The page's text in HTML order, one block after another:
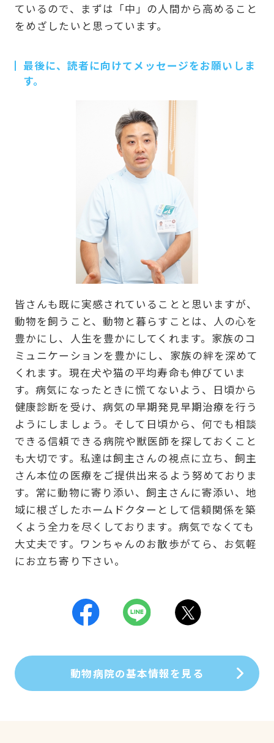
ているので、まずは「中」の人間から高めること
をめざしたいと思っています。
最後に、読者に向けてメッセージをお願いしま
す。
皆さんも既に実感されていることと思いますが、
動物を飼うこと、動物と暮らすことは、人の心を
豊かにし、人生を豊かにしてくれます。家族のコ
ミュニケーションを豊かにし、家族の絆を深めて
くれます。現在犬や猫の平均寿命も伸びていま
す。病気になったときに慌てないよう、日頃から
健康診断を受け、病気の早期発見早期治療を行う
ようにしましょう。そして日頃から、何でも相談
できる信頼できる病院や獣医師を探しておくこと
も大切です。私達は飼主さんの視点に立ち、飼主
さん本位の医療をご提供出来るよう努めておりま
す。常に動物に寄り添い、飼主さんに寄添い、地
域に根ざしたホームドクターとして信頼関係を築
くよう全力を尽くしております。病気でなくても
大丈夫です。ワンちゃんのお散歩がてら、お気軽
にお立ち寄り下さい。
動物病院の基本情報を見る